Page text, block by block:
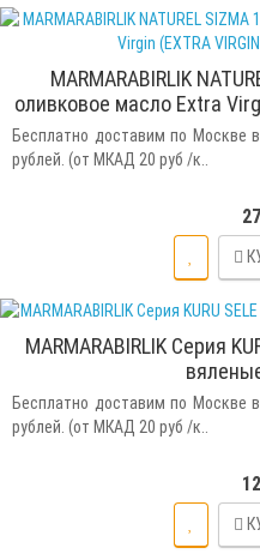
MARMARABIRLIK
оливковое масло Extra
Бесплатно доставим по Москве
рублей. (от МКАД 20 руб /к..
MARMARABIRLIK Серия
Бесплатно доставим по Москве
рублей. (от МКАД 20 руб /к..